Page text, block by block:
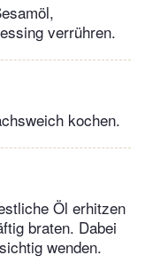
verrühren.
kochen.
Öl erhitzen
braten. Dabei
wenden.